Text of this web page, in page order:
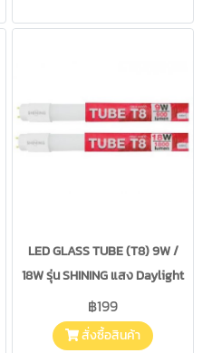
LED GLASS TUBE (T8) 9W /
18W รุ่น SHINING แสง Daylight
฿199
สั่งซื้อสินค้า